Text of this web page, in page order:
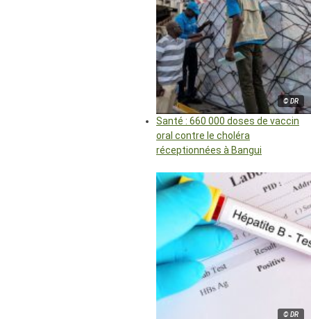
© DR
Santé : 660 000 doses de vaccin
oral contre le choléra
réceptionnées à Bangui
© DR